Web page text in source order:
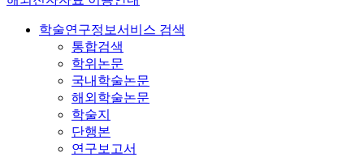
학술연구정보서비스 검색
통합검색
학위논문
국내학술논문
해외학술논문
학술지
단행본
연구보고서